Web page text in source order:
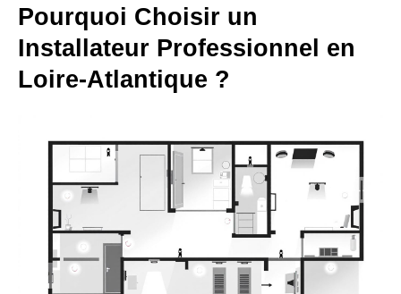
Pourquoi Choisir un
Installateur Professionnel en
Loire-Atlantique ?